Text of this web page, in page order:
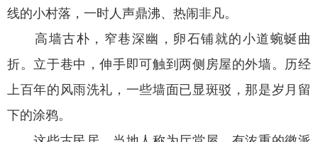
线的小村落，一时人声鼎沸、热闹非凡。
高墙古朴，窄巷深幽，卵石铺就的小道蜿蜒曲
折。立于巷中，伸手即可触到两侧房屋的外墙。历经
上百年的风雨洗礼，一些墙面已显斑驳，那是岁月留
下的涂鸦。